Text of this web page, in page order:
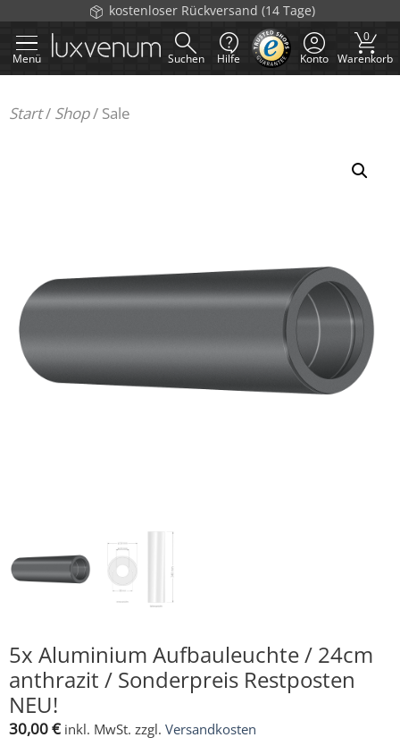
Inhalt
springen
kostenloser Rückversand (14 Tage)
Menü Suchen Hilfe Konto
0
Warenkorb
Start/ Shop/ Sale
5x Aluminium Aufbauleuchte / 24cm
anthrazit / Sonderpreis Restposten
NEU!
30,00€ inkl. MwSt. zzgl. Versandkosten